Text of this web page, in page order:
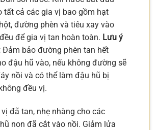
tất cả các gia vị bao gồm hạt
đường phèn và tiêu xay vào
để gia vị tan hoàn toàn. Lưu ý
Đảm bảo đường phèn tan hết
đậu hũ vào, nếu không đường sẽ
nồi và có thể làm đậu hũ bị
đều vị.
đã tan, nhẹ nhàng cho các
non đã cắt vào nồi. Giảm lửa